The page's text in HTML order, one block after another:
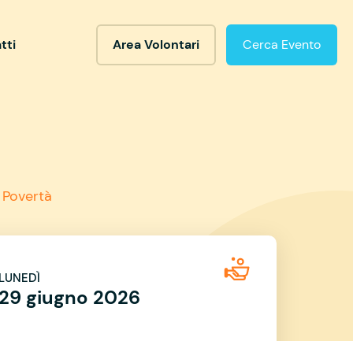
Area Volontari Cerca Evento
LUNEDÌ
29 giugno 2026